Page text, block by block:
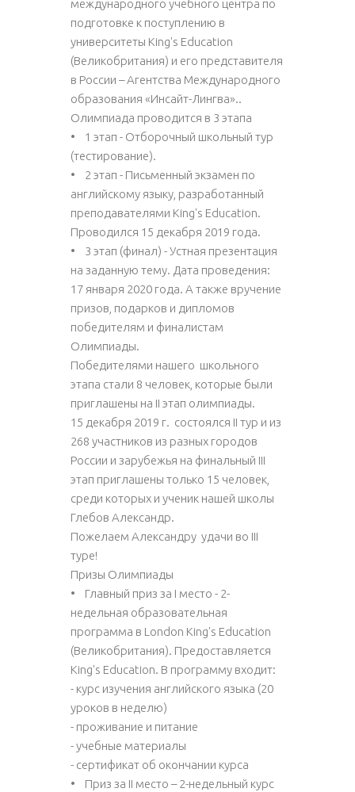
международного учебного центра по
подготовке к поступлению в
университеты King's Education
(Великобритания) и его представителя
в России – Агентства Международного
образования «Инсайт-Лингва»..
Олимпиада проводится в 3 этапа
• 1 этап - Отборочный школьный тур
(тестирование).
• 2 этап - Письменный экзамен по
английскому языку, разработанный
преподавателями King's Education.
Проводился 15 декабря 2019 года.
• 3 этап (финал) - Устная презентация
на заданную тему. Дата проведения:
17 января 2020 года. А также вручение
призов, подарков и дипломов
победителям и финалистам
Олимпиады.
Победителями нашего школьного
этапа стали 8 человек, которые были
приглашены на II этап олимпиады.
15 декабря 2019 г. состоялся II тур и из
268 участников из разных городов
России и зарубежья на финальный III
этап приглашены только 15 человек,
среди которых и ученик нашей школы
Глебов Александр.
Пожелаем Александру удачи во III
туре!
Призы Олимпиады
• Главный приз за I место - 2-
недельная образовательная
программа в London King's Education
(Великобритания). Предоставляется
King's Education. В программу входит:
- курс изучения английского языка (20
уроков в неделю)
- проживание и питание
- учебные материалы
- сертификат об окончании курса
• Приз за II место – 2-недельный курс